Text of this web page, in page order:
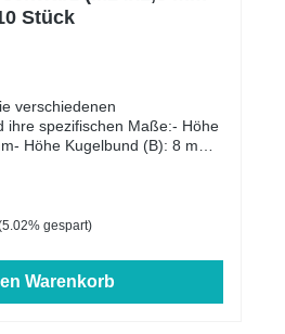
Stück
verschiedenen
ihre spezifischen Maße:- Höhe
Höhe Kugelbund (B): 8 mm-
gespart)
Warenkorb